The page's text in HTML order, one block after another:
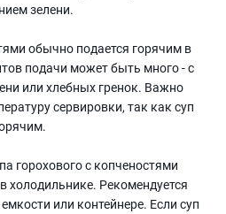
зелени.
обычно подается горячим в
подачи может быть много - с
или хлебных гренок. Важно
сервировки, так как суп
горохового с копченостями
холодильнике. Рекомендуется
или контейнере. Если суп